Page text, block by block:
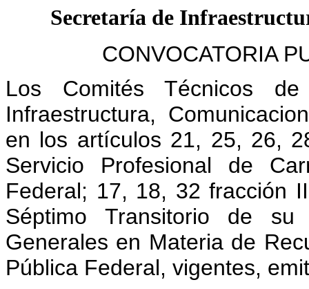
Secretaría de
CONVOCATORIA
Los Comités Técnicos
Infraestructura,
en los artículos 21, 25, 26,
Servicio Profesional de
Federal; 17, 18, 32 fracción
Séptimo Transitorio de su
Generales en Materia de
Pública Federal, vigentes,